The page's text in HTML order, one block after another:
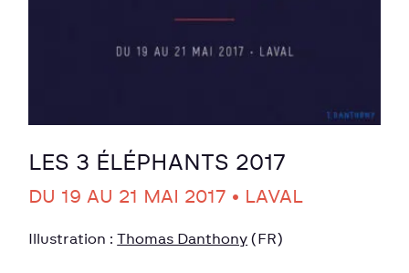
LES 3 ÉLÉPHANTS 2017
DU 19 AU 21 MAI 2017 • LAVAL
Illustration :Thomas Danthony (FR)